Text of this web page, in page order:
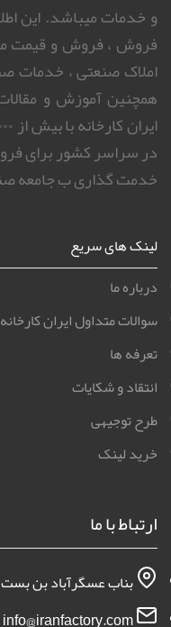
و خدمات میباشد. این
فروش ، فروش و قیمت
املاک صنعتی ، خدمات
همچنین آموزش و
در سراسر کشور برای
خدمت گذاری ب جامعه
لینک های سریع
درباره ما
سوالات متداول ایران کارخانه
تعرفه ها
انتقاد و شکایات
طرح توجیهی
خرید لینک
ارتباط با ما
بناب عسگرآباد بن بست